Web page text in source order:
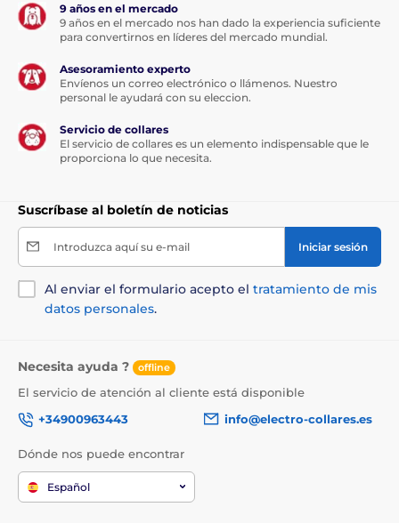
Componentes analíticos:
Proteína bruta 30,0 %, grasa bruta 4,5 %, humedad 17,0
%, ceniza bruta 6,5 %, fibra bruta 1,5 %, calcio 1,0 %,
fósforo 1,0 %, sodio 0,7 %, ácidos grasos omega-3 0,5 %,
Aditivos nutricionales por 1 kg:Vitamina C (3a312) 35
Dosificación:
< 10 kg
15 uds.
20 uds.
9 años en el mercado
9 años en el mercado nos han dado la experiencia suficiente
para convertirnos en líderes del mercado mundial.
Asesoramiento experto
Envíenos un correo electrónico o llámenos. Nuestro
personal le ayudará con su eleccion.
Servicio de collares
El servicio de collares es un elemento indispensable que le
proporciona lo que necesita.
Suscríbase al boletín de noticias
Introduzca aquí su e-mail Iniciar sesión
Al enviar el formulario acepto el tratamiento de mis
datos personales.
Necesita ayuda ? offline
El servicio de atención al cliente está disponible
+34900963443
info@electro-collares.es
Dónde nos puede encontrar
Español